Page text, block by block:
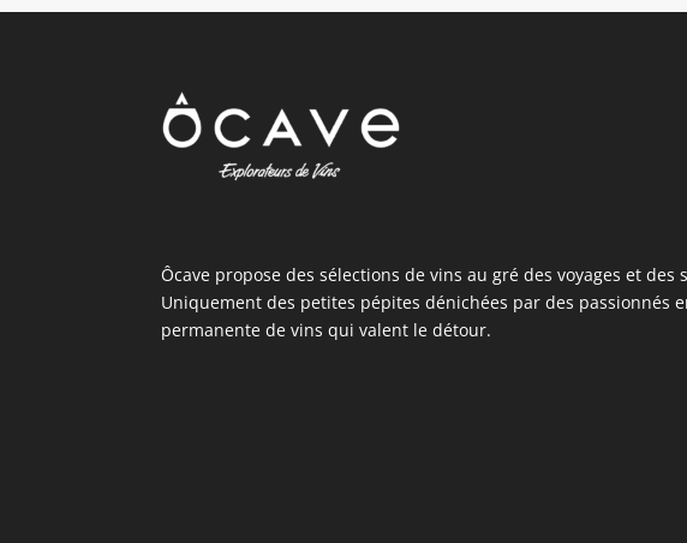
Ôcave propose des sélections de vins au gré des voyages et des
Uniquement des petites pépites dénichées par des passionnés
permanente de vins qui valent le détour.